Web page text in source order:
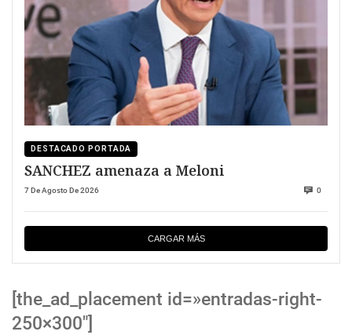
DESTACADO PORTADA
SANCHEZ amenaza a Meloni
7 De Agosto De 2026 0
CARGAR MÁS
[the_ad_placement id=»entradas-right-
250×300″]